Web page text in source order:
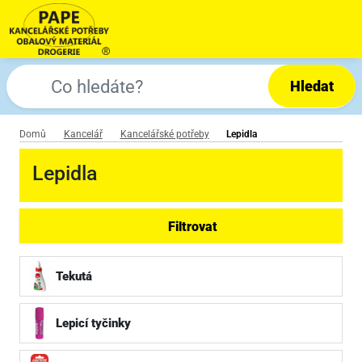
Hledat
Domů Kancelář Kancelářské potřeby Lepidla
Lepidla
Filtrovat
Tekutá
Lepicí tyčinky